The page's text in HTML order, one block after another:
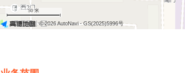
50 米
© 2026 AutoNavi - GS(2025)5996号